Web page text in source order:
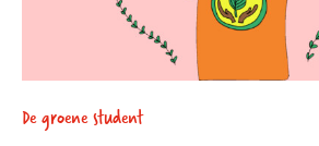
De groene student